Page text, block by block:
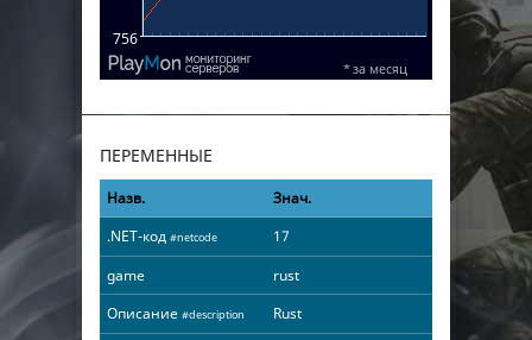
ПЕРЕМЕННЫЕ
Назв.
Знач.
.NET-код #netcode
17
game
rust
Описание #description
Rust